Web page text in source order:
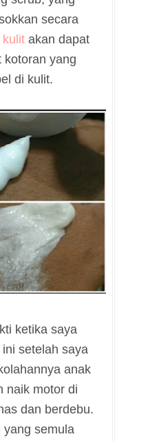
secara
kulit akan dapat
kotoran yang
di kulit.
ketika saya
setelah saya
anak
naik motor di
dan berdebu.
yang semula